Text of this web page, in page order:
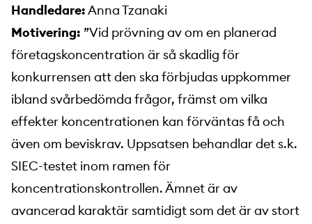
Handledare:Anna Tzanaki
Motivering: ”Vid prövning av om en planerad
företagskoncentration är så skadlig för
konkurrensen att den ska förbjudas uppkommer
ibland svårbedömda frågor, främst om vilka
effekter koncentrationen kan förväntas få och
även om beviskrav. Uppsatsen behandlar det s.k.
SIEC-testet inom ramen för
koncentrationskontrollen. Ämnet är av
avancerad karaktär samtidigt som det är av stort